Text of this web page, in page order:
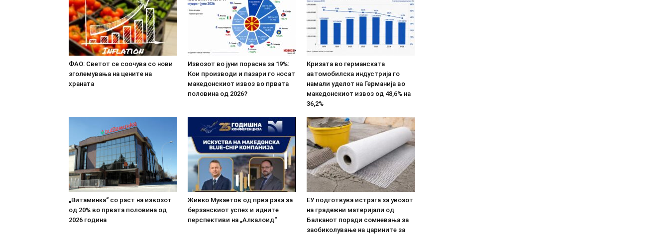
ФАО: Светот се соочува со нови
зголемувања на цените на
храната
Извозот во јуни порасна за 19%:
Кои производи и пазари го носат
македонскиот извоз во првата
половина од 2026?
Кризата во германската
автомобилска индустрија го
намали уделот на Германија во
македонскиот извоз од 48,6% на
36,2%
„Витаминка“ со раст на извозот
од 20% во првата половина од
2026 година
Живко Мукаетов од прва рака за
берзанскиот успех и идните
перспективи на „Алкалоид“
ЕУ подготвува истрага за увозот
на градежни материјали од
Балканот поради сомневања за
заобиколување на царините за